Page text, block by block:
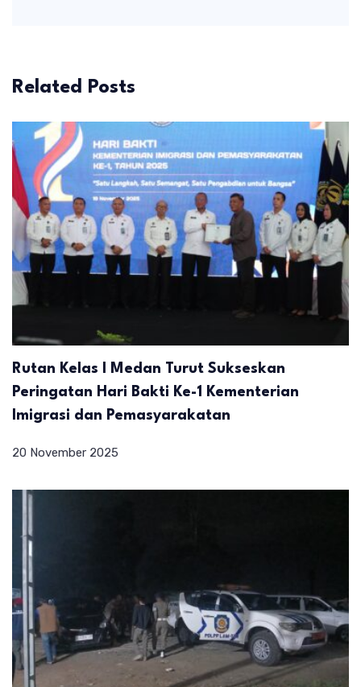
Related Posts
Rutan Kelas I Medan Turut Sukseskan
Peringatan Hari Bakti Ke-1 Kementerian
Imigrasi dan Pemasyarakatan
20 November 2025